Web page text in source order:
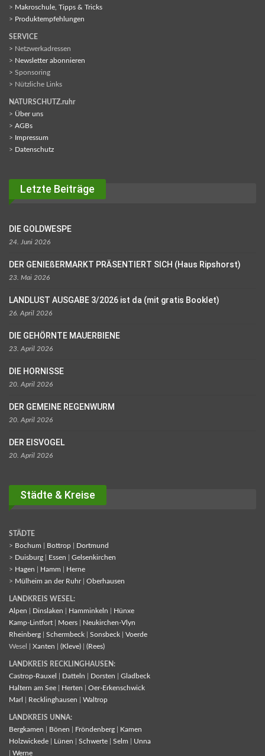
> Makroschule, Tipps & Tricks
> Produktempfehlungen
SERVICE
> Netzwerkadressen
> Newsletter abonnieren
> Sponsoring
> Nützliche Links
NATURSCHUTZ.ruhr
> Über uns
> AGBs
> Impressum
> Datenschutz
Letzte Beiträge
DIE GOLDWESPE
24. Juni 2026
DER GENIEßERMARKT PRÄSENTIERT SICH (Haus Ripshorst)
23. Mai 2026
LANDLUST AUSGABE 3/2026 ist da (mit gratis Booklet)
26. April 2026
DIE GEHÖRNTE MAUERBIENE
23. April 2026
DIE HORNISSE
20. April 2026
DER GEMEINE REGENWURM
20. April 2026
DER EISVOGEL
20. April 2026
Städte & Kreise
STÄDTE
> Bochum Bottrop
Dortmund
> Duisburg Essen
Gelsenkirchen
> Hagen Hamm
Herne
> Mülheim an der Ruhr| Oberhausen
LANDKREIS WESEL:
Alpen
Dinslaken Hamminkeln
Hünxe
Kamp-Lintfort
Moers
Neukirchen-Vlyn
Rheinberg
Schermbeck Sonsbeck
Voerde
Wesel | Xanten (Kleve) (Rees)
LANDKREIS RECKLINGHAUSEN:
Castrop-Rauxel
Datteln Dorsten
Gladbeck
Haltern am See
Herten
Oer-Erkenschwick
Marl
Recklinghausen Waltrop
LANDKREIS UNNA:
Bergkamen
Bönen Fröndenberg
Kamen
Holzwickede
Lünen Schwerte Selm
Unna
Werne